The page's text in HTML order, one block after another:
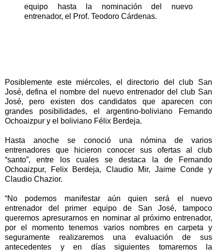
equipo hasta la nominación del nuevo
entrenador, el Prof. Teodoro Cárdenas.
Posiblemente este miércoles, el directorio del club San
José, defina el nombre del nuevo entrenador del club San
José, pero existen dos candidatos que aparecen con
grandes posibilidades, el argentino-boliviano Fernando
Ochoaizpur y el boliviano Félix Berdeja.
Hasta anoche se conoció una nómina de varios
entrenadores que hicieron conocer sus ofertas al club
“santo”, entre los cuales se destaca la de Fernando
Ochoaizpur, Felix Berdeja, Claudio Mir, Jaime Conde y
Claudio Chazior.
“No podemos manifestar aún quien será el nuevo
entrenador del primer equipo de San José, tampoco
queremos apresurarnos en nominar al próximo entrenador,
por el momento tenemos varios nombres en carpeta y
seguramente realizaremos una evaluación de sus
antecedentes y en días siguientes tomaremos la